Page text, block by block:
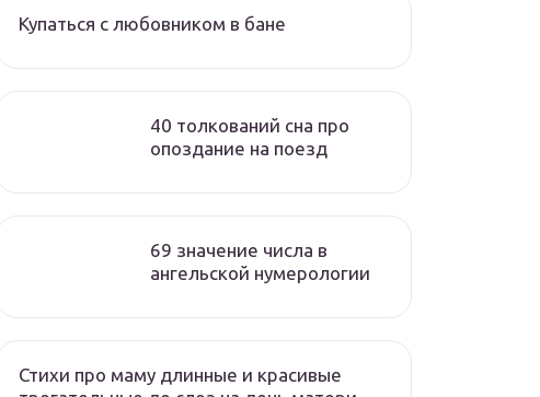
Купаться с любовником в бане
40 толкований сна про
опоздание на поезд
69 значение числа в
ангельской нумерологии
Стихи про маму длинные и красивые